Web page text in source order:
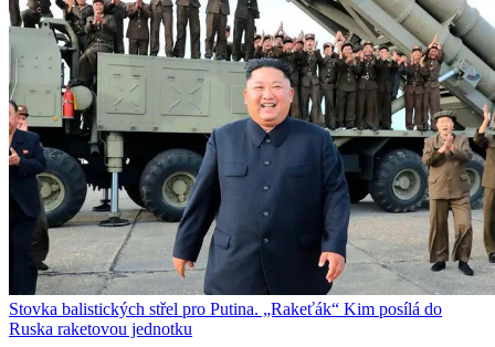
Stovka balistických střel pro Putina. „Rakeťák“ Kim posílá do
Ruska raketovou jednotku